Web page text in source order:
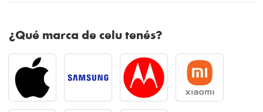
¿Qué marca de celu tenés?